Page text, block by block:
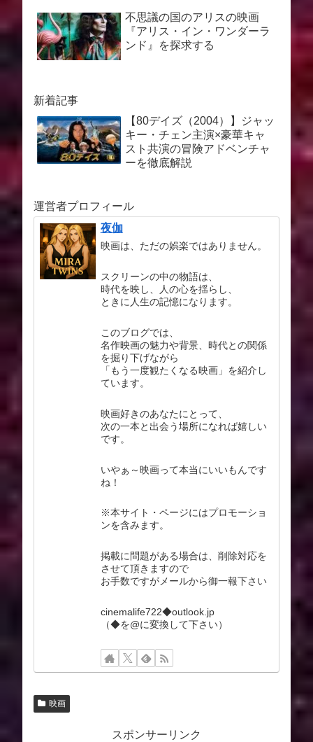
不思議の国のアリスの映画
『アリス・イン・ワンダーラ
ンド』を探求する
新着記事
【80デイズ（2004）】ジャッ
キー・チェン主演×豪華キャ
スト共演の冒険アドベンチャ
ーを徹底解説
運営者プロフィール
夜伽
映画は、ただの娯楽ではありません。
スクリーンの中の物語は、
時代を映し、人の心を揺らし、
ときに人生の記憶になります。
このブログでは、
名作映画の魅力や背景、時代との関係
を掘り下げながら
「もう一度観たくなる映画」を紹介し
ています。
映画好きのあなたにとって、
次の一本と出会う場所になれば嬉しい
です。
いやぁ～映画って本当にいいもんです
ね！
※本サイト・ページにはプロモーショ
ンを含みます。
掲載に問題がある場合は、削除対応を
させて頂きますので
お手数ですがメールから御一報下さい
cinemalife722◆outlook.jp
（◆を@に変換して下さい）
映画
スポンサーリンク